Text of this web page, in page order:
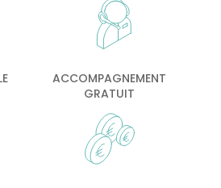
ACCOMPAGNEMENT
GRATUIT